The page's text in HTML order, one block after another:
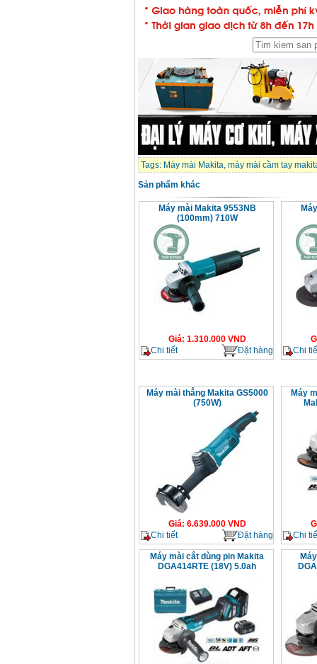
Tags: Máy mài Makita, máy mài cầm tay
Sản phẩm khác
Máy mài Makita 9553NB
(100mm) 710W
Giá: 1.310.000VND
Chi tiết
Đặt hàng
Chi
Máy mài thẳng Makita GS5000
(750W)
Giá: 6.639.000VND
Chi tiết
Đặt hàng
Máy
Chi
Máy mài cắt dùng pin Makita
DGA414RTE (18V) 5.0ah